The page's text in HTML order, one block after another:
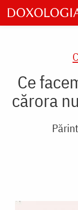
Skip
to
main
Ce
cărora